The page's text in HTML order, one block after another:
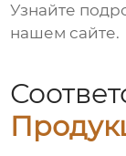
Узнайте
нашем сайте.